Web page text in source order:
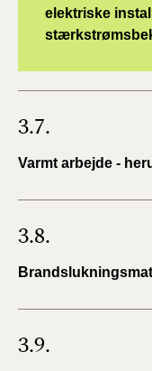
elektriske
3.7.
Varmt arbejde -
3.8.
3.9.